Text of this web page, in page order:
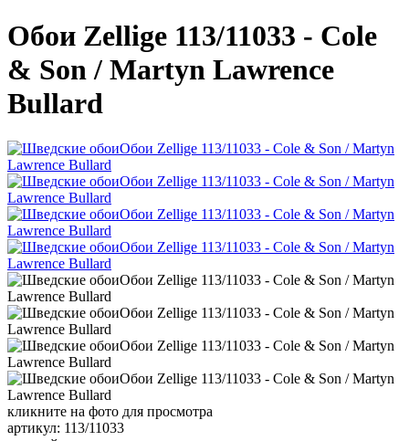
Обои Zellige 113/11033 - Cole
& Son / Martyn Lawrence
Bullard
кликните на фото для просмотра
артикул: 113/11033